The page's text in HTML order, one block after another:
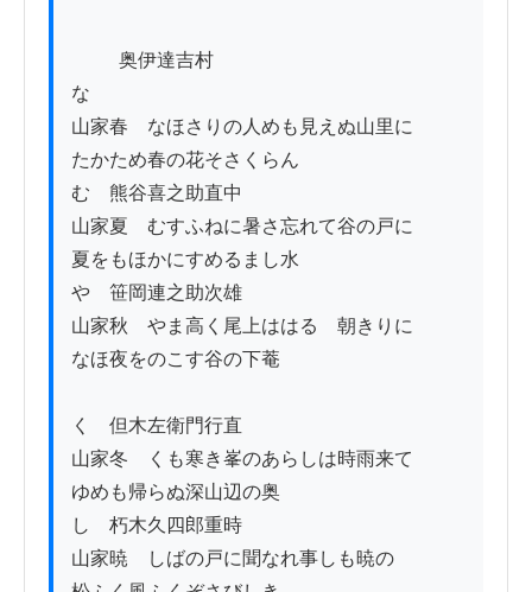
な
山家春　なほさりの人めも見えぬ山里に
たかため春の花そさくらん
む　熊谷喜之助直中
山家夏　むすふねに暑さ忘れて谷の戸に
夏をもほかにすめるまし水
や　笹岡連之助次雄
山家秋　やま高く尾上ははるゝ朝きりに
なほ夜をのこす谷の下菴
く　但木左衛門行直
山家冬　くも寒き峯のあらしは時雨来て
ゆめも帰らぬ深山辺の奥
し　朽木久四郎重時
山家暁　しばの戸に聞なれ事しも暁の